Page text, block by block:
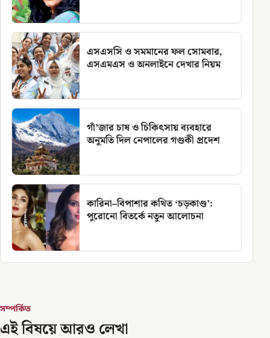
এসএসসি ও সমমানের ফল সোমবার,
এসএমএস ও অনলাইনে দেখার নিয়ম
গাঁ’জার চাষ ও চিকিৎসায় ব্যবহারে
অনুমতি দিল নেপালের গণ্ডকী প্রদেশ
কারিনা–বিপাশার কথিত ‘চড়কাণ্ড’:
পুরোনো বিতর্কে নতুন আলোচনা
সম্পর্কিত
এই বিষয়ে আরও লেখা